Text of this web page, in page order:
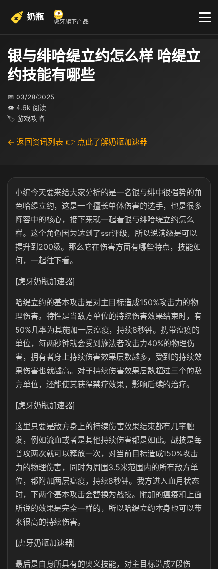
奶瓶 虎牙旗下产品
银与绯哈缇立约怎么样 哈缇立
约技能有哪些
📅 03/28/2025
👁 4.6k 阅读
🏷 游戏攻略
← 返回资讯列表 👉 点此了解奶瓶加速器
小编今天要来给大家分析的是一名银与绯中很强势的角
色哈缇立约，这是一个擅长单体伤害的选手，也是很多
阵容中的核心，接下来就一起看银与绯哈缇立约怎么
样。这个角色因为达到了ssr评级，所以说满级是可以
提升到200级。那么它在伤害方面有哪些特点，技能如
何，一起往下看。
[虎牙奶瓶加速器]
哈缇立约的基本攻击是对主目标造成150%攻击力的物
理伤害。特性是当敌方单位的持续伤害效果结束时，有
50%几率为其施加一层瘟疫，持续8秒钟。携带瘟疫的
单位，每两秒钟就会受到施法者攻击力40%的物理伤
害，拥有者身上持续伤害效果层数越多，受到的持续效
果伤害也就越高。对于持续伤害效果层数超过三个的敌
方单位，还能使其获得禁疗效果，影响后续的治疗。
[虎牙奶瓶加速器]
这里只要是敌方身上的持续伤害效果结束都有几率触
发，例如流血或者是其他持续伤害都是如此。战技是每
普攻两次就可以释放一次，对当前目标造成150%攻击
力的物理伤害，同时为周围3.5米范围内的所有敌方单
位，都附加两层瘟疫，持续8秒钟。我方进入血月状态
时，下两个基本攻击会替换为战技。附加的瘟疫和上面
所说的效果是完全一样的，所以哈缇立约本身也可以带
来很高的持续伤害。
[虎牙奶瓶加速器]
最后是自身所具有的奥义技能，对主目标造成7段伤